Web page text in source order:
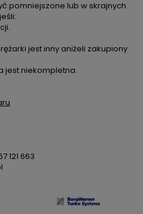
pomniejszone lub w skrajnych
jest inny aniżeli zakupiony
jest niekompletna.
121 663